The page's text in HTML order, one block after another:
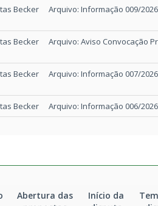
1 19.078kB
2 parte 6 4.839kB
2 parte 5 16.579kB
2 parte 4 16.465kB
Becker Arquivo: Informação 009/
Becker Arquivo: Aviso Convocação
Becker Arquivo: Informação 007/
Becker Arquivo: Informação 006/2026
Becker Arquivo: DOE 02 01 2026
Abertura das
Início da